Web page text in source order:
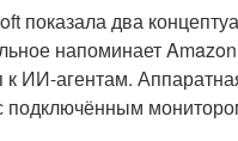
показала два
напоминает
к ИИ-агентам.
подключённым